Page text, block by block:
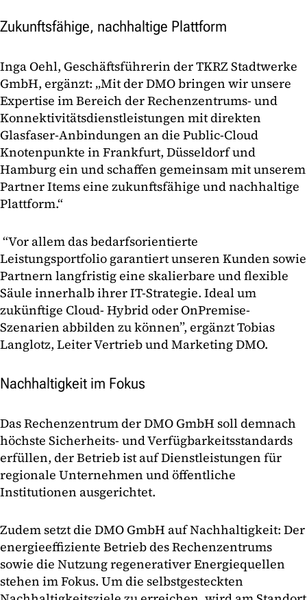
Zukunftsfähige, nachhaltige Plattform
Inga Oehl, Geschäftsführerin der TKRZ Stadtwerke
GmbH, ergänzt: „Mit der DMO bringen wir unsere
Expertise im Bereich der Rechenzentrums- und
Konnektivitätsdienstleistungen mit direkten
Glasfaser-Anbindungen an die Public-Cloud
Knotenpunkte in Frankfurt, Düsseldorf und
Hamburg ein und schaffen gemeinsam mit unserem
Partner Items eine zukunftsfähige und nachhaltige
Plattform.“
“Vor allem das bedarfsorientierte
Leistungsportfolio garantiert unseren Kunden sowie
Partnern langfristig eine skalierbare und flexible
Säule innerhalb ihrer IT-Strategie. Ideal um
zukünftige Cloud- Hybrid oder OnPremise-
Szenarien abbilden zu können”, ergänzt Tobias
Langlotz, Leiter Vertrieb und Marketing DMO.
Nachhaltigkeit im Fokus
Das Rechenzentrum der DMO GmbH soll demnach
höchste Sicherheits- und Verfügbarkeitsstandards
erfüllen, der Betrieb ist auf Dienstleistungen für
regionale Unternehmen und öffentliche
Institutionen ausgerichtet.
Zudem setzt die DMO GmbH auf Nachhaltigkeit: Der
energieeffiziente Betrieb des Rechenzentrums
sowie die Nutzung regenerativer Energiequellen
stehen im Fokus. Um die selbstgesteckten